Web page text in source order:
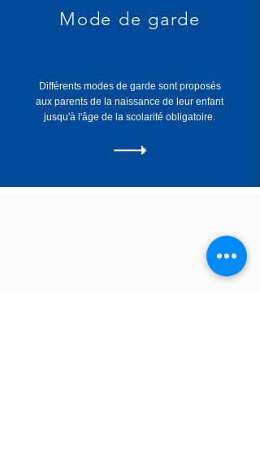
Mode de garde
Différents modes de garde sont proposés
aux parents de la naissance de leur enfant
jusqu'à l'âge de la scolarité obligatoire.